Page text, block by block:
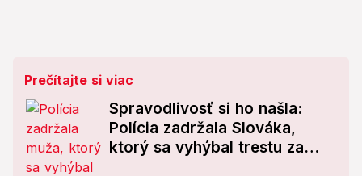
Prečítajte si viac
Spravodlivosť si ho našla:
Polícia zadržala Slováka,
ktorý sa vyhýbal trestu za